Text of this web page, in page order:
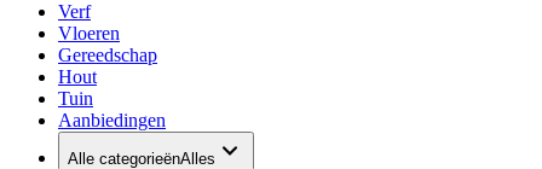
Verf
Vloeren
Gereedschap
Hout
Tuin
Aanbiedingen
Alle categorieënAlles